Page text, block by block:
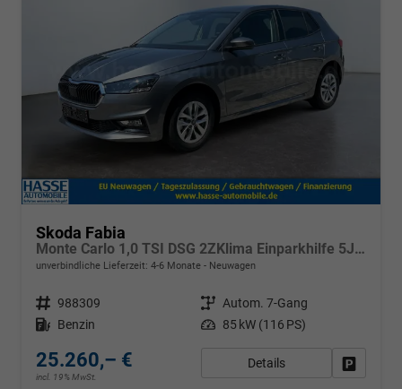
Skoda Fabia
Monte Carlo 1,0 TSI DSG 2ZKlima Einparkhilfe 5J Garantie LED 16 Zoll Alu 10Zoll Digitales Cockpit Apple Carplay Sitzheizung
unverbindliche Lieferzeit: 4-6 Monate Neuwagen
Fahrzeugnr. 988309 Getriebe Autom. 7-Gang
Kraftstoff Benzin Leistung 85 kW (116 PS)
25.260,– €
incl. 19% MwSt.
Details